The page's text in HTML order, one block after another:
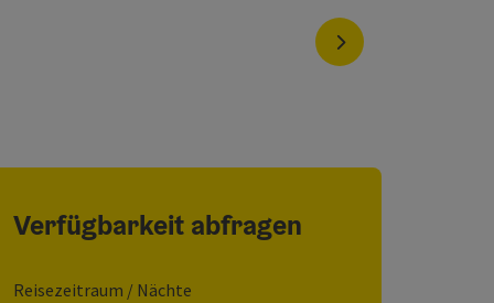
nächstes Element
Verfügbarkeit abfragen
Reisezeitraum / Nächte